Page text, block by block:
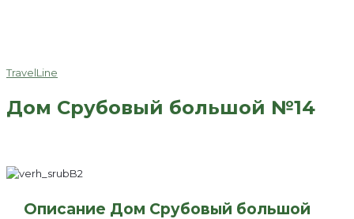
TravelLine
Дом Срубовый большой №14
Описание Дом Срубовый большой